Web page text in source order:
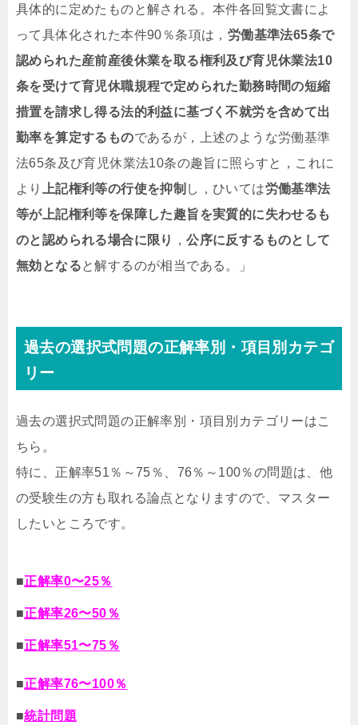
具体的に定めたものと解される。本件各回覧文書によ
って具体化された本件90％条項は， 労働基準法65条で
認められた産前産後休業を取る権利及び育児休業法10
条を受けて育児休職規程で定められた勤務時間の短縮
措置を請求し得る法的利益に基づく不就労を含めて出
勤率を算定する ものであるが，上述のような労働基準
法65条及び育児休業法10条の趣旨に照らすと，これに
より
上記権利等の行使を抑制 し，ひいては労働基準法
等が上記権利等を保障した趣旨を実質的に失わせるも
のと認められる場合に限り
，公序に反する ものとして
無効となると解するのが相当である。」
過去の選択式問題の正解率別・項目別カテゴ
リー
過去の選択式問題の正解率別・項目別カテゴリーはこ
ちら。
特に、正解率51％～75％、76％～100％の問題は、他
の受験生の方も取れる論点となりますので、マスター
したいところです。
■正解率0〜25％
■正解率26〜50％
■正解率51〜75％
■正解率76〜100％
■統計問題